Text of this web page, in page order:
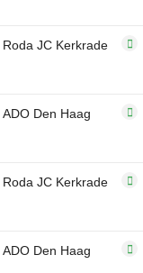
Roda JC Kerkrade
ADO Den Haag
Roda JC Kerkrade
ADO Den Haag